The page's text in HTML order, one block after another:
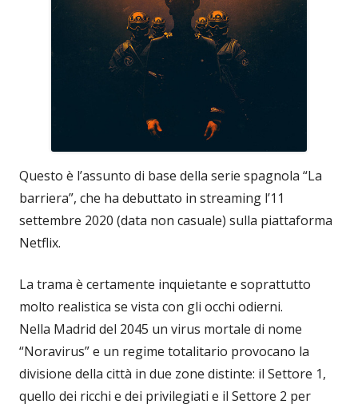
Questo è l’assunto di base della serie spagnola “La
barriera”, che ha debuttato in streaming l’11
settembre 2020 (data non casuale) sulla piattaforma
Netflix.
La trama è certamente inquietante e soprattutto
molto realistica se vista con gli occhi odierni.
Nella Madrid del 2045 un virus mortale di nome
“Noravirus” e un regime totalitario provocano la
divisione della città in due zone distinte: il Settore 1,
quello dei ricchi e dei privilegiati e il Settore 2 per